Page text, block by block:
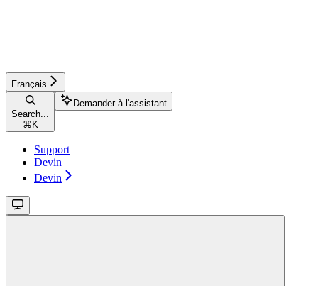
Français
Search...
⌘ K
Demander à l'assistant
Support
Devin
Devin